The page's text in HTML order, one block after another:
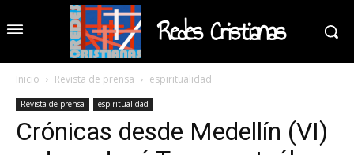
Redes Cristianas
Inicio Revista de prensa espiritualidad
Revista de prensa espiritualidad
Crónicas desde Medellín (VI)